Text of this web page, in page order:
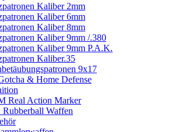
Kaliber 2mm
Kaliber 6mm
Kaliber 8mm
Kaliber 9mm /.380
Kaliber 9mm P.A.K.
Kaliber.35
9x17
& Home Defense
Real Action Marker
Rubberball Waffen